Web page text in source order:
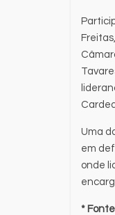
Uma
em
onde
*